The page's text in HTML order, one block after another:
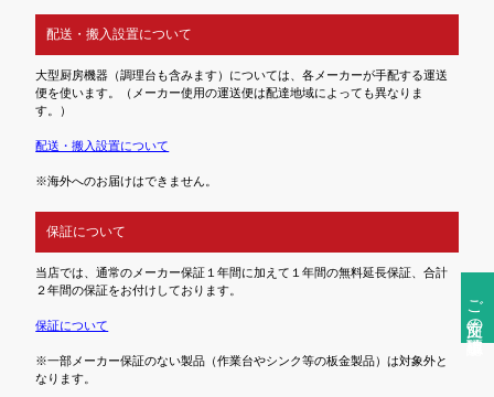
ご注文前の確認事項
配送・搬入設置について
大型厨房機器（調理台も含みます）については、各メーカーが手配する運送
便を使います。（メーカー使用の運送便は配達地域によっても異なりま
す。）
配送・搬入設置について
※海外へのお届けはできません。
保証について
当店では、通常のメーカー保証１年間に加えて１年間の無料延長保証、合計
２年間の保証をお付けしております。
保証について
※一部メーカー保証のない製品（作業台やシンク等の板金製品）は対象外と
なります。